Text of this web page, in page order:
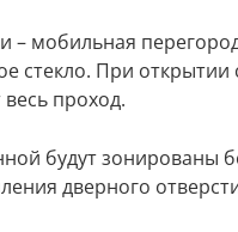
– мобильная
стекло. При открытии
проход.
будут зонированы
дверного